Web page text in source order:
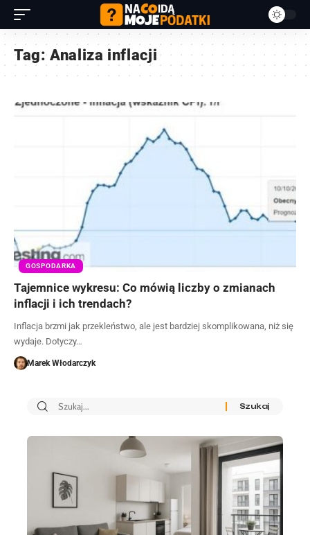
Tag:Analiza inflacji
GOSPODARKA
Tajemnice wykresu: Co mówią liczby o zmianach
inflacji i ich trendach?
Inflacja brzmi jak przekleństwo, ale jest bardziej skomplikowana, niż się
wydaje. Dotyczy…
Marek Włodarczyk